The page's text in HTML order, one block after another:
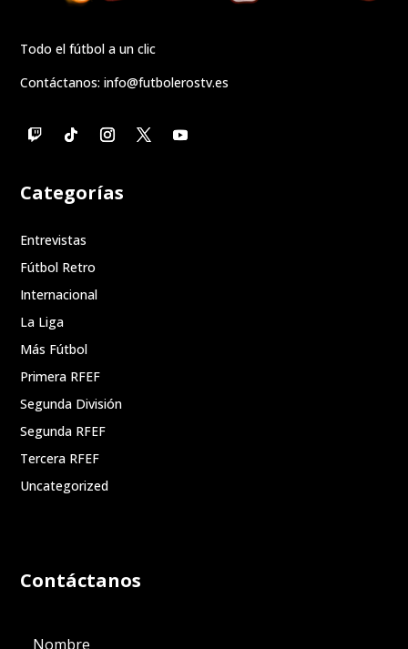
Todo el fútbol a un clic
Contáctanos:info@futbolerostv.es
Categorías
Entrevistas
Fútbol Retro
Internacional
La Liga
Más Fútbol
Primera RFEF
Segunda División
Segunda RFEF
Tercera RFEF
Uncategorized
Contáctanos